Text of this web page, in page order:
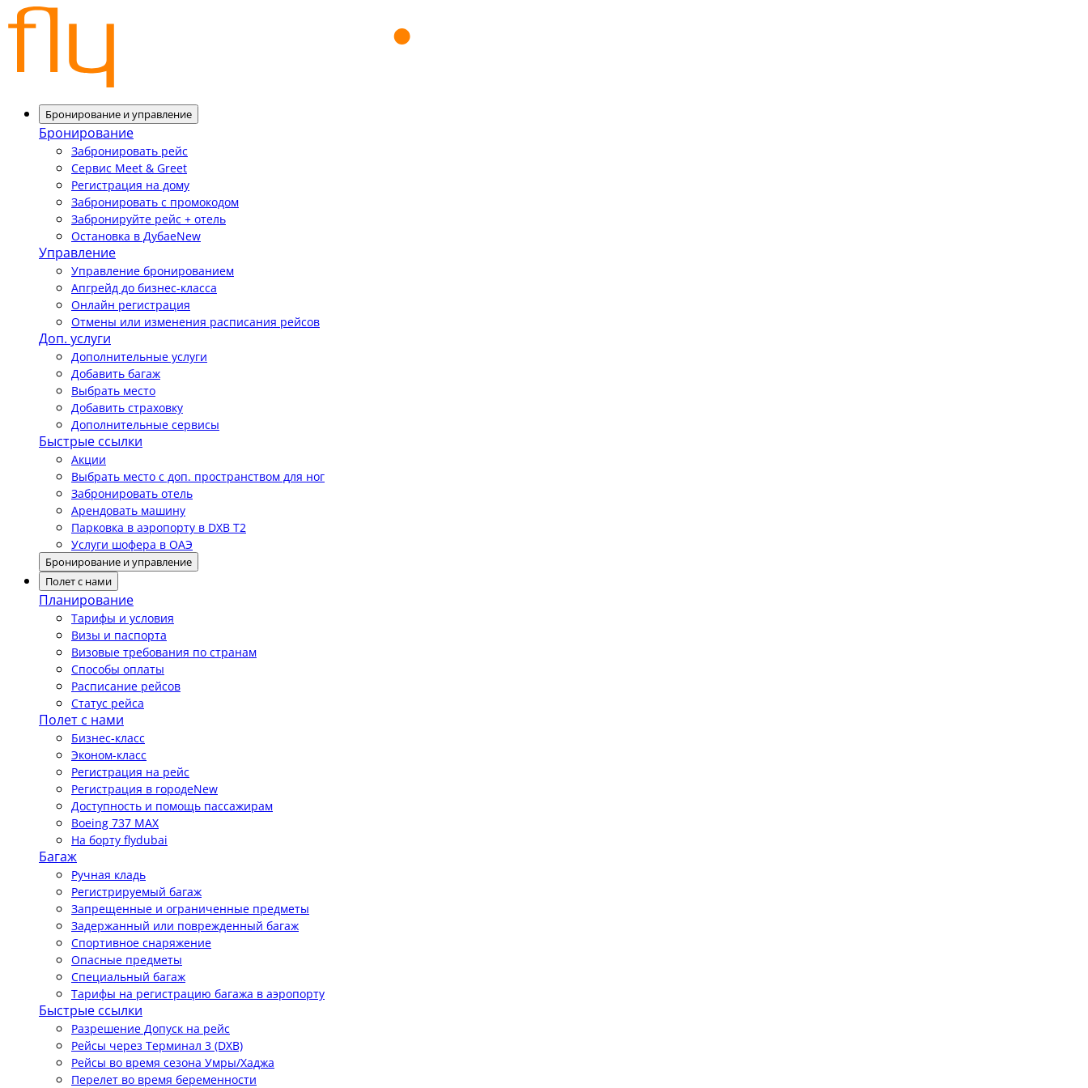
Бронирование и управление
Бронирование
Забронировать рейс
Сервис Meet & Greet
Регистрация на дому
Забронировать с промокодом
Забронируйте рейс + отель
Остановка в ДубаеNew
Управление
Управление бронированием
Апгрейд до бизнес-класса
Онлайн регистрация
Отмены или изменения расписания рейсов
Доп. услуги
Дополнительные услуги
Добавить багаж
Выбрать место
Добавить страховку
Дополнительные сервисы
Быстрые ссылки
Акции
Выбрать место с доп. пространством для ног
Забронировать отель
Арендовать машину
Парковка в аэропорту в DXB T2
Услуги шофера в ОАЭ
Бронирование и управление
Полет с нами
Планирование
Тарифы и условия
Визы и паспорта
Визовые требования по странам
Способы оплаты
Расписание рейсов
Статус рейса
Полет с нами
Бизнес-класс
Эконом-класс
Регистрация на рейс
Регистрация в городеNew
Доступность и помощь пассажирам
Boeing 737 MAX
На борту flydubai
Багаж
Ручная кладь
Регистрируемый багаж
Запрещенные и ограниченные предметы
Задержанный или поврежденный багаж
Спортивное снаряжение
Опасные предметы
Специальный багаж
Тарифы на регистрацию багажа в аэропорту
Быстрые ссылки
Разрешение Допуск на рейс
Рейсы через Терминал 3 (DXB)
Рейсы во время сезона Умры/Хаджа
Перелет во время беременности